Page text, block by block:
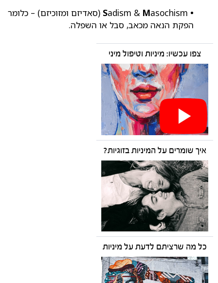
• S
adism & M
asochism (סאדיזם ומזוכיזם) – כלומר
הפקת הנאה מכאב, סבל או השפלה.
צפו עכשיו: מיניות וטיפול מיני
איך שומרים על המיניות בזוגיות?
כל מה שרציתם לדעת על מיניות